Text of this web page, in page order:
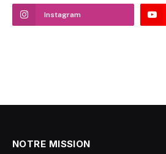
Instagram
NOTRE MISSION